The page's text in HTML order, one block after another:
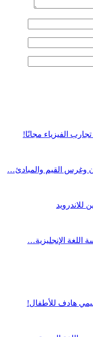
وغرس القيم والمبادئ…
هادف للأطفال!